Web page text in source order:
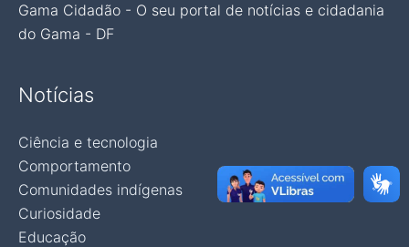
Gama Cidadão - O seu portal de notícias e cidadania
do Gama - DF
Notícias
Ciência e tecnologia
Comportamento
Comunidades indígenas
Curiosidade
Educação